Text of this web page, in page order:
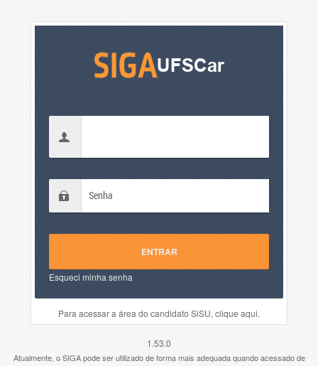
Esqueci minha senha
Para acessar a área do candidato SiSU, clique aqui.
1.53.0
Atualmente, o SIGA pode ser utilizado de forma mais adequada quando acessado de